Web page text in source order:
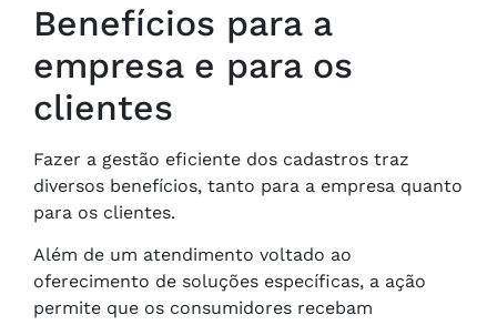
Benefícios para a
empresa e para os
clientes
Fazer a gestão eficiente dos cadastros traz
diversos benefícios, tanto para a empresa quanto
para os clientes.
Além de um atendimento voltado ao
oferecimento de soluções específicas, a ação
permite que os consumidores recebam